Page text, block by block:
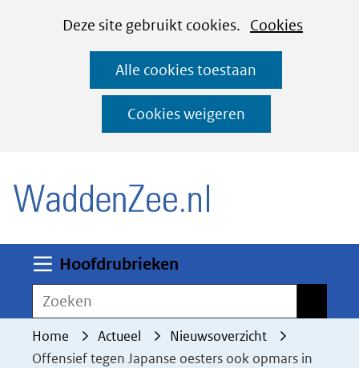
CookiesDeze site gebruikt cookies. Cookies
deze
worden
toegestaan
geweigerd.
Alle cookies toestaan
Cookies weigeren
Ga
naar
de
inhoud
Hoofdrubrieken
Zoeken
Home Actueel
Nieuwsoverzicht
Offensief tegen Japanse oesters ook opmars in